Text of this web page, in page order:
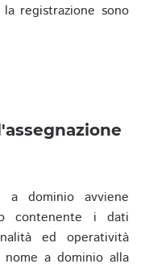
registrazione sono
dominio avviene
contenente i dati
ed operatività
a dominio alla